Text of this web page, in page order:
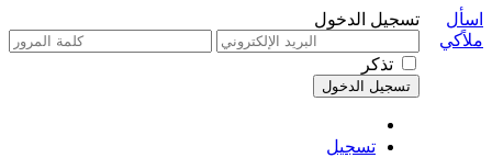
تسجيل الدخول
تذكر
تسجيل
اسأل
ملاًكي